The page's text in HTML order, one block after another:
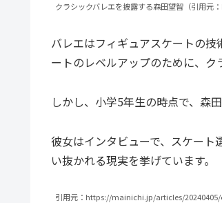
クラシックバレエを披露する森田望智（引用
バレエはフィギュアスケートの
ートのレベルアップのために、ク
しかし、小学5年生の時点で、森
彼女はインタビューで、スケー
い抜かれる現実を挙げています。
引用元：https://mainichi.jp/articles/